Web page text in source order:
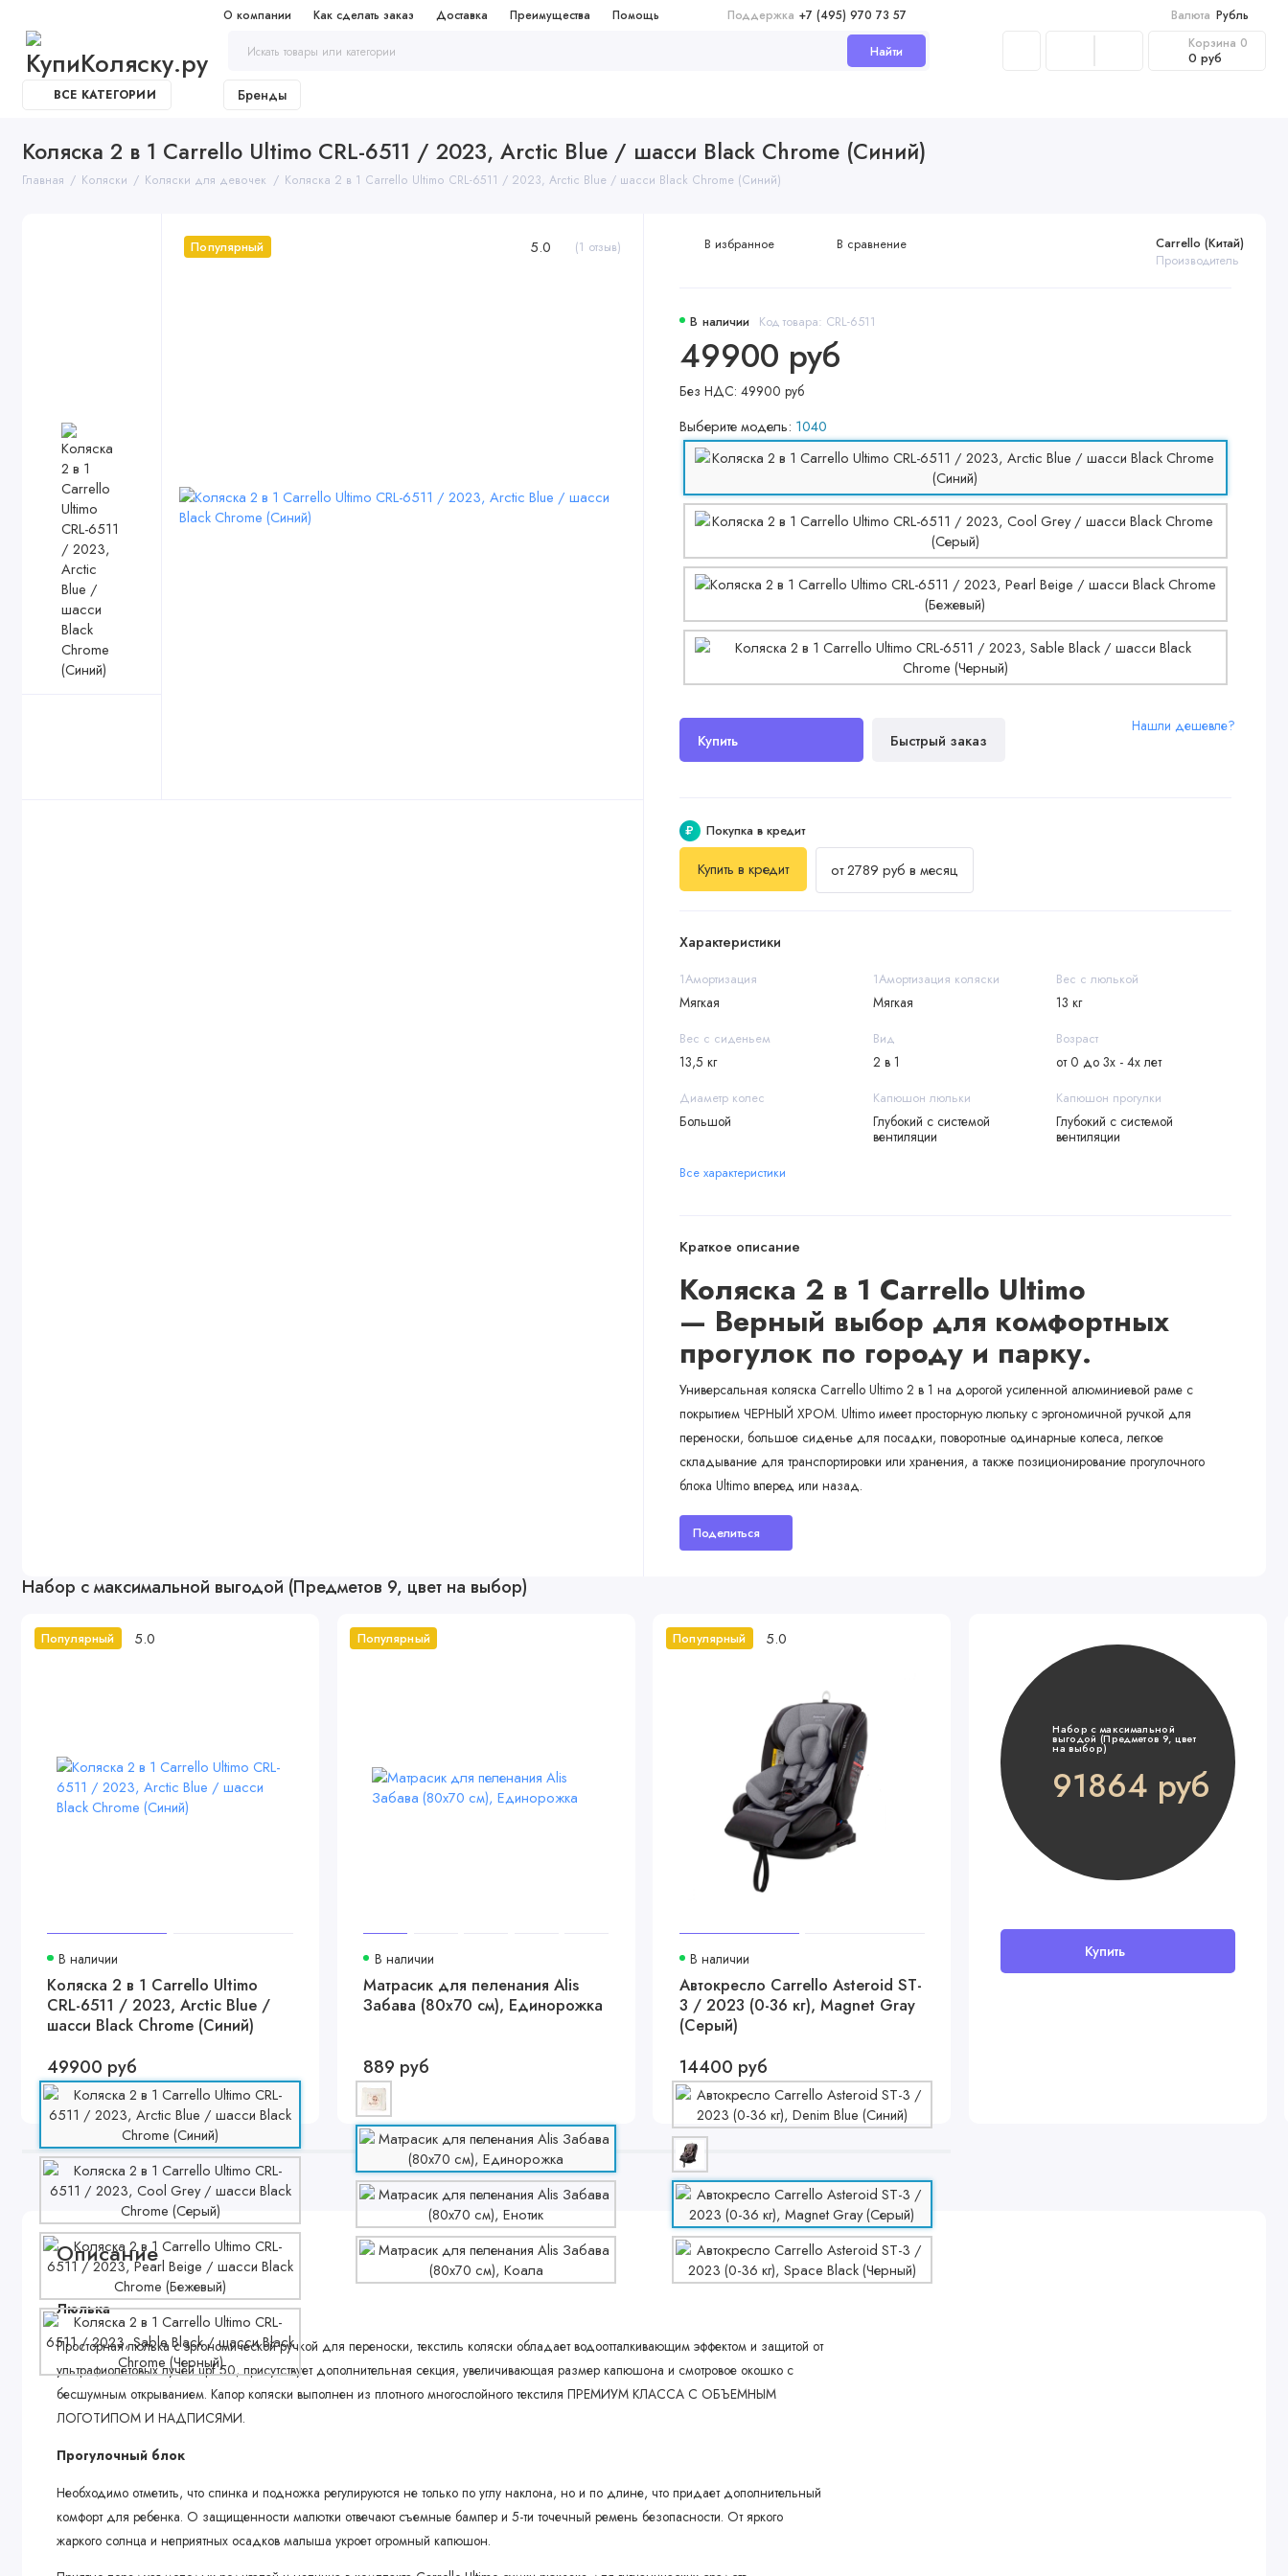
О компании Как сделать заказ Доставка Преимущества Помощь Поддержка +7 (495) 970 73 57 Валюта Рубль
Найти Корзина 0
0 руб
ВСЕ КАТЕГОРИИ Бренды
Коляска 2 в 1 Carrello Ultimo CRL-6511 / 2023, Arctic Blue / шасси Black Chrome (Синий)
Главная Коляски Коляски для девочек Коляска 2 в 1 Carrello Ultimo CRL-6511 / 2023, Arctic Blue / шасси Black Chrome (Синий)
Популярный 5.0 (1 отзыв)
В наличии Код товара: CRL-6511
Carrello (Китай)
Производитель
49900 руб
Без НДС: 49900 руб
Выберите модель: 1040
Купить Быстрый заказ
Нашли дешевле?
В избранное В сравнение
₽ Покупка в кредит
Купить в кредит от 2789 руб в месяц
Характеристики
1Амортизация
Мягкая
1Амортизация коляски
Мягкая
Вес с люлькой
13 кг
Вес с сиденьем
13,5 кг
Вид
2 в 1
Возраст
от 0 до 3х - 4х лет
Диаметр колес
Большой
Капюшон люльки
Глубокий с системой
вентиляции
Капюшон прогулки
Глубокий с системой
вентиляции
Все характеристики
Краткое описание
Коляска 2 в 1 Carrello Ultimo
— Верный выбор для комфортных
прогулок по городу и парку.
Универсальная коляска Carrello Ultimo 2 в 1 на дорогой усиленной алюминиевой раме с
покрытием ЧЕРНЫЙ ХРОМ. Ultimo имеет просторную люльку с эргономичной ручкой для
переноски, большое сиденье для посадки, поворотные одинарные колеса, легкое
складывание для транспортировки или хранения, а также позиционирование прогулочного
блока Ultimo вперед или назад.
Поделиться
Набор с максимальной выгодой (Предметов 9, цвет на выбор)
Популярный 5.0
В наличии
Коляска 2 в 1 Carrello Ultimo
CRL-6511 / 2023, Arctic Blue /
шасси Black Chrome (Синий)
49900 руб
Популярный
В наличии
Матрасик для пеленания Alis
Забава (80х70 см), Единорожка
889 руб
Популярный 5.0
В наличии
Автокресло Carrello Asteroid ST-
3 / 2023 (0-36 кг), Magnet Gray
(Серый)
14400 руб
Набор с максимальной
выгодой (Предметов 9, цвет
на выбор)
91864 руб
Купить
Описание
Люлька
Просторная люлька с эргономической ручкой для переноски, текстиль коляски обладает водоотталкивающим эффектом и защитой от
ультрафиолетовых лучей upf 50, присутствует дополнительная секция, увеличивающая размер капюшона и смотровое окошко с
бесшумным открыванием. Капор коляски выполнен из плотного многослойного текстиля ПРЕМИУМ КЛАССА С ОБЪЕМНЫМ
ЛОГОТИПОМ И НАДПИСЯМИ.
Прогулочный блок
Необходимо отметить, что спинка и подножка регулируются не только по углу наклона, но и по длине, что придает дополнительный
комфорт для ребенка. О защищенности малютки отвечают съемные бампер и 5-ти точечный ремень безопасности. От яркого
жаркого солнца и неприятных осадков малыша укроет огромный капюшон.